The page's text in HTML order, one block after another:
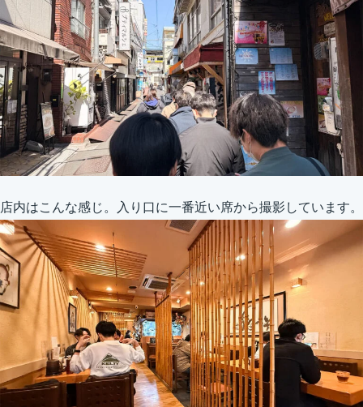
店内はこんな感じ。入り口に一番近い席から撮影しています。